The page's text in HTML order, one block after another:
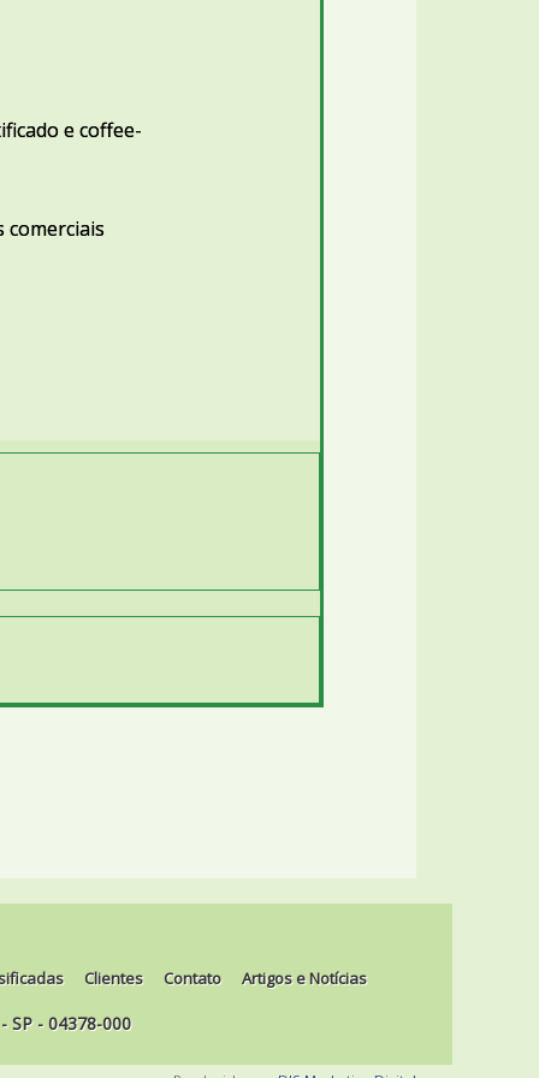
e coffee-
comerciais
Clientes Contato Artigos e Notícias
SP - 04378-000